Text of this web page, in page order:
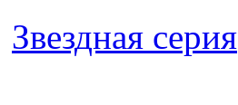
Звездная серия